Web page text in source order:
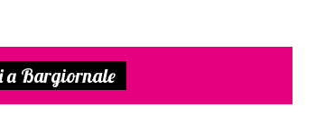
a Bargiornale